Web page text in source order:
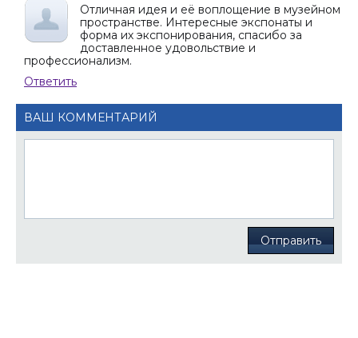
Отличная идея и её воплощение в музейном
пространстве. Интересные экспонаты и
форма их экспонирования, спасибо за
доставленное удовольствие и
профессионализм.
Ответить
ВАШ КОММЕНТАРИЙ
Отправить